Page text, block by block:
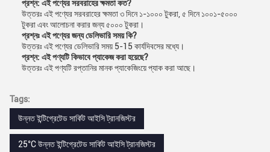
প্রশ্ন: এই পণ্যের সরবরাহের ক্ষমতা কত?
উত্তরঃ এই পণ্যের সরবরাহের ক্ষমতা ৩ দিনে ১-১০০০ টুকরা, ৫ দিনে ১০০১-৫০০০
টুকরা এবং আলোচনা করার জন্য ৫০০০ টুকরা।
প্রশ্নঃ এই পণ্যের জন্য ডেলিভারি সময় কি?
উত্তরঃ এই পণ্যের ডেলিভারি সময় 5-15 কার্যদিবসের মধ্যে।
প্রশ্ন: এই পণ্যটি কিভাবে প্যাকেজ করা হয়েছে?
উত্তরঃ এই পণ্যটি রপ্তানির মানক প্যাকেজিংয়ে প্যাক করা আছে।
Tags:
উন্নত ইন্টিগ্রেটেড সার্কিট আইসি ট্রানজিস্টর
25°C উন্নত ইন্টিগ্রেটেড সার্কিট আইসি ট্রানজিস্টর